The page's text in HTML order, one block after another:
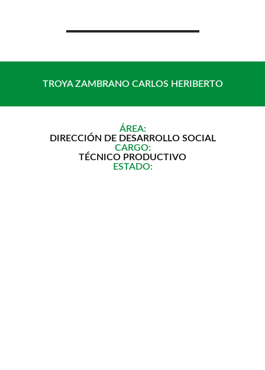
contenido
TROYA ZAMBRANO CARLOS HERIBERTO
ÁREA:
DIRECCIÓN DE DESARROLLO SOCIAL
CARGO:
TÉCNICO PRODUCTIVO
ESTADO: